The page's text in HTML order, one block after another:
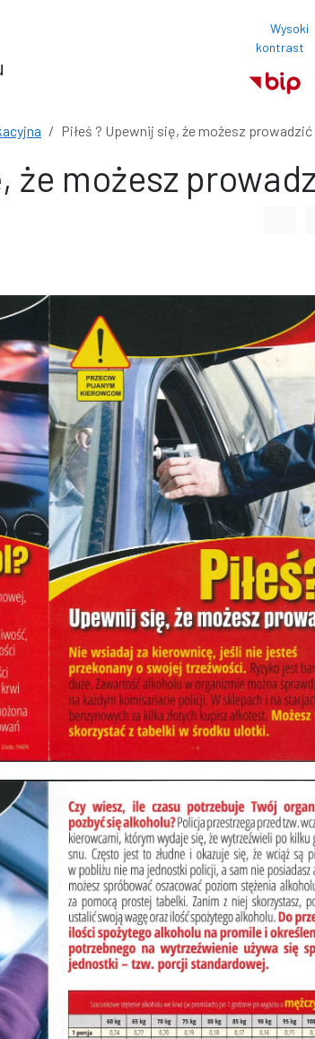
Wysoki
kontrast
Piłeś ? Upewnij się, że możesz prowadzić
że możesz